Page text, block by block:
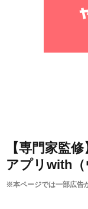
【専門家監
アプリwith
※本ページでは一部広告